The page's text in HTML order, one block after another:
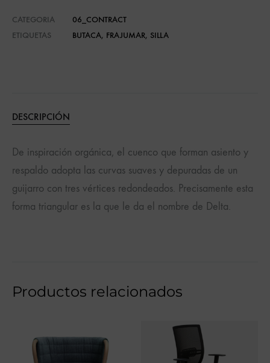
CATEGORIA
06_CONTRACT
ETIQUETAS
BUTACA, FRAJUMAR, SILLA
DESCRIPCIÓN
De inspiración orgánica, el cuenco que forman asiento y
respaldo adopta las curvas suaves y depuradas de un
guijarro con tres vértices redondeados. Precisamente esta
forma triangular es la que le da el nombre de Delta.
Productos relacionados